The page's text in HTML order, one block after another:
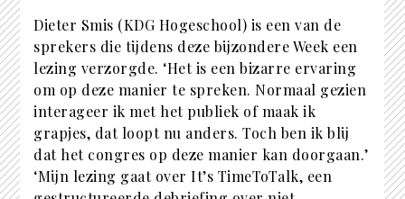
Dieter Smis (KDG Hogeschool) is een van de
sprekers die tijdens deze bijzondere Week een
lezing verzorgde. ‘Het is een bizarre ervaring
om op deze manier te spreken. Normaal gezien
interageer ik met het publiek of maak ik
grapjes, dat loopt nu anders. Toch ben ik blij
dat het congres op deze manier kan doorgaan.’
‘Mijn lezing gaat over It’s TimeToTalk, een